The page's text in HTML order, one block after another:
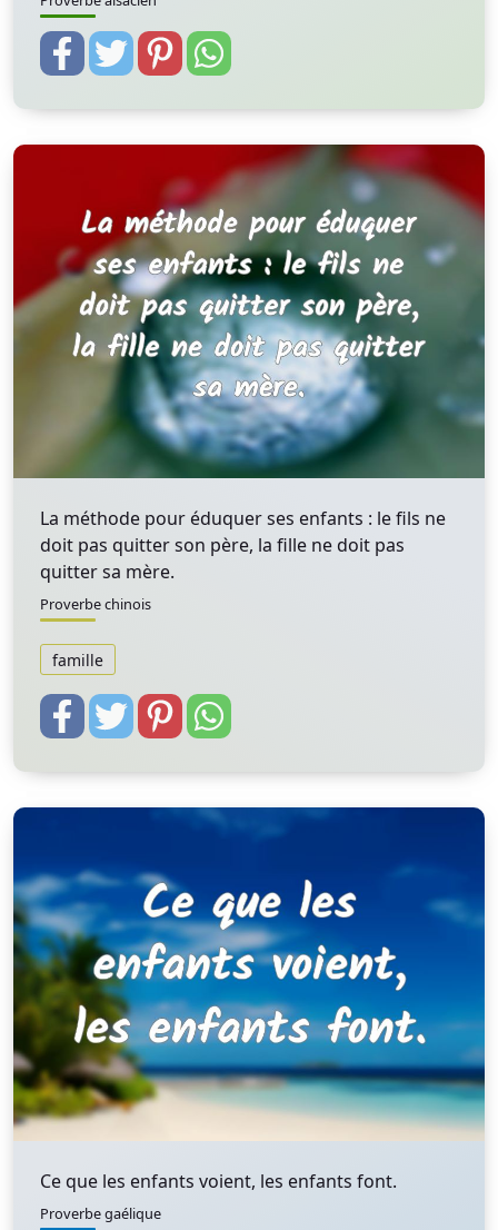
La méthode pour éduquer ses enfants : le fils ne
doit pas quitter son père, la fille ne doit pas
quitter sa mère.
Proverbe chinois
famille
Ce que les enfants voient, les enfants font.
Proverbe gaélique